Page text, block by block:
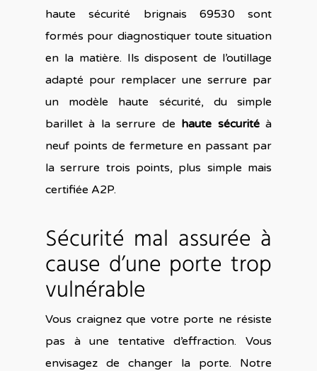
haute sécurité brignais 69530 sont
formés pour diagnostiquer toute situation
en la matière. Ils disposent de l’outillage
adapté pour remplacer une serrure par
un modèle haute sécurité, du simple
barillet à la serrure de haute sécuritéà
neuf points de fermeture en passant par
la serrure trois points, plus simple mais
certifiée A2P.
Sécurité mal assurée à
cause d’une porte trop
vulnérable
Vous craignez que votre porte ne résiste
pas à une tentative d’effraction. Vous
envisagez de changer la porte. Notre